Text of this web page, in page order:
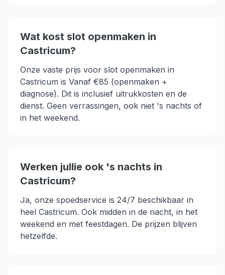
Wat kost slot openmaken in
Castricum?
Onze vaste prijs voor slot openmaken in
Castricum is Vanaf €85 (openmaken +
diagnose). Dit is inclusief uitrukkosten en de
dienst. Geen verrassingen, ook niet 's nachts of
in het weekend.
Werken jullie ook 's nachts in
Castricum?
Ja, onze spoedservice is 24/7 beschikbaar in
heel Castricum. Ook midden in de nacht, in het
weekend en met feestdagen. De prijzen blijven
hetzelfde.